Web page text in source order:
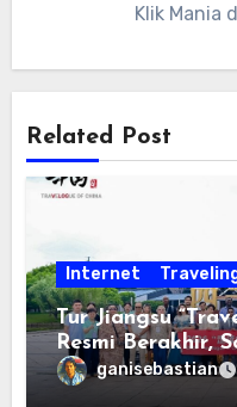
Klik Mania
Related Post
Internet
Tur Jiangsu
Resmi Berakhir,
Keterbukaan,
Berorientasi
ganisebastian